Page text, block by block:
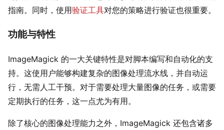
指南。同时，使用验证工具对您的策略进行验证也很重要。
功能与特性
ImageMagick 的一大关键特性是对脚本编写和自动化的支
持。这使用户能够构建复杂的图像处理流水线，并自动运
行，无需人工干预。对于需要处理大量图像的任务，或需要
定期执行的任务，这一点尤为有用。
除了核心的图像处理能力之外，ImageMagick 还包含诸多